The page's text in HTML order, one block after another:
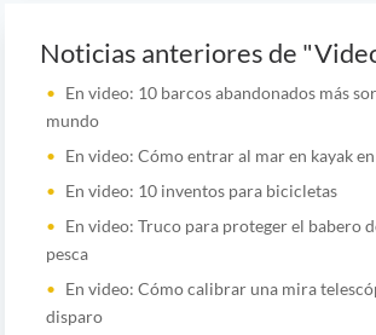
Noticias anteriores de
En video: 10 barcos abandonados más
mundo
En video: Cómo entrar al mar en kayak
En video: 10 inventos para bicicletas
En video: Truco para proteger el babero
pesca
En video: Cómo calibrar una mira
disparo